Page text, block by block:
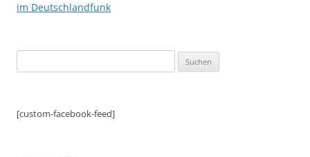
im Deutschlandfunk
nach:
[custom-facebook-feed]